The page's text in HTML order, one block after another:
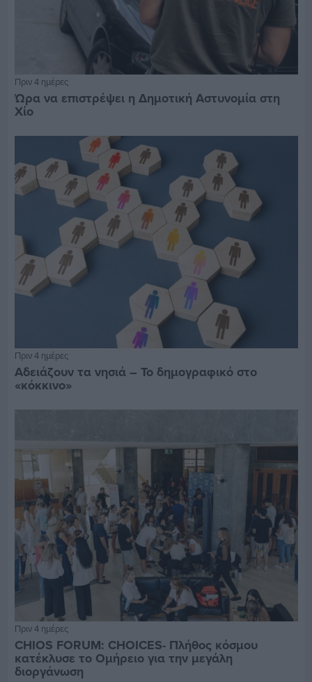
Πριν 4 ημέρες
Ώρα να επιστρέψει η Δημοτική Αστυνομία στη
Χίο
Πριν 4 ημέρες
Αδειάζουν τα νησιά – Το δημογραφικό στο
«κόκκινο»
Πριν 4 ημέρες
CHIOS FORUM: CHOICES- Πλήθος κόσμου
κατέκλυσε το Ομήρειο για την μεγάλη
διοργάνωση